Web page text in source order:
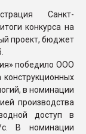
ПЕРЕЙТИ НА
Санкт-
конкурса на
проект, бюджет
победило ООО
в номинации
производства
доступ в
В номинации